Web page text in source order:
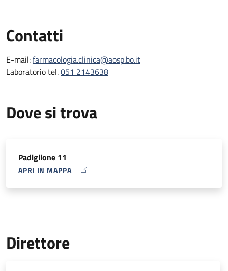
ottimizzare in real-time l’esposizione plasmatica a tali farmaci
per massimizzarne l’efficacia mediante una personalizzazione
della posologia.
Contatti
E-mail:farmacologia.clinica@aosp.bo.it
Laboratorio tel.051 2143638
Dove si trova
Padiglione 11
APRI IN MAPPA
MAP ICON
Direttore